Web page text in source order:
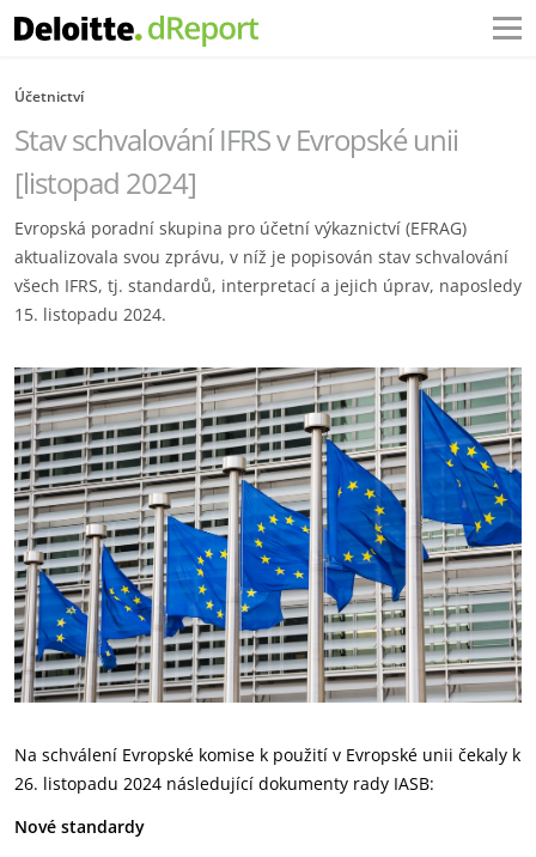
Účetnictví
Stav schvalování IFRS v Evropské unii
[listopad 2024]
Evropská poradní skupina pro účetní výkaznictví (EFRAG)
aktualizovala svou zprávu, v níž je popisován stav schvalování
všech IFRS, tj. standardů, interpretací a jejich úprav, naposledy
15. listopadu 2024.
Na schválení Evropské komise k použití v Evropské unii čekaly k
26. listopadu 2024 následující dokumenty rady IASB:
Nové standardy